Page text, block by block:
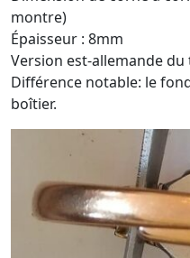
montre)
Épaisseur : 8mm
Version est-allemande du
Différence notable: le
boîtier.